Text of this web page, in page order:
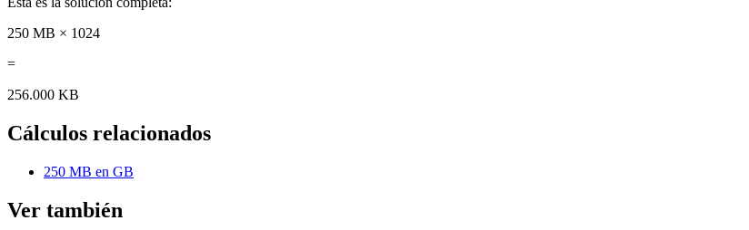
250 MB × 1024
=
256.000 KB
Cálculos relacionados
250 MB en GB
Ver también